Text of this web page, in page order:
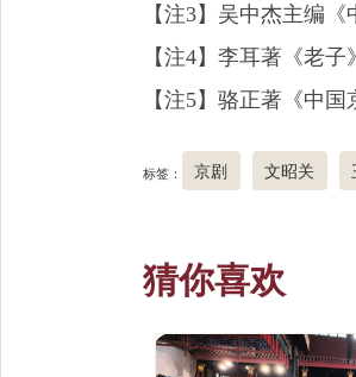
【注3】吴中杰主编
【注4】李耳著《老子
【注5】骆正著《中
标签： 京剧 文昭关
猜你喜欢